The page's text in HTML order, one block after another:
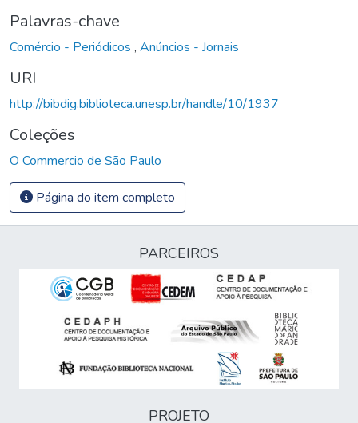
Palavras-chave
Comércio - Periódicos , Anúncios - Jornais
URI
http://bibdig.biblioteca.unesp.br/handle/10/1937
Coleções
O Commercio de São Paulo
Página do item completo
PARCEIROS
PROJETO